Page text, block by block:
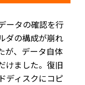
ータの確認を行
ダの構成が崩れ
が、データ自体
けました。復旧
ディスクにコピ